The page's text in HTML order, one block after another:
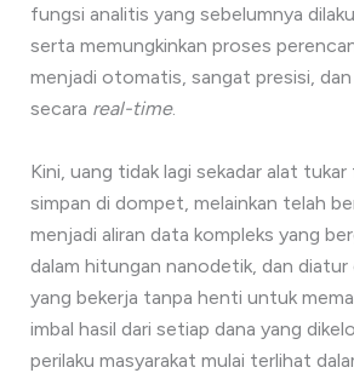
fungsi analitis yang sebelumnya
serta memungkinkan proses
menjadi otomatis, sangat presisi, dan
secara real-time.
Kini, uang tidak lagi sekadar alat
simpan di dompet, melainkan telah
menjadi aliran data kompleks yang
dalam hitungan nanodetik, dan
yang bekerja tanpa henti untuk
imbal hasil dari setiap dana yang
perilaku masyarakat mulai terlihat